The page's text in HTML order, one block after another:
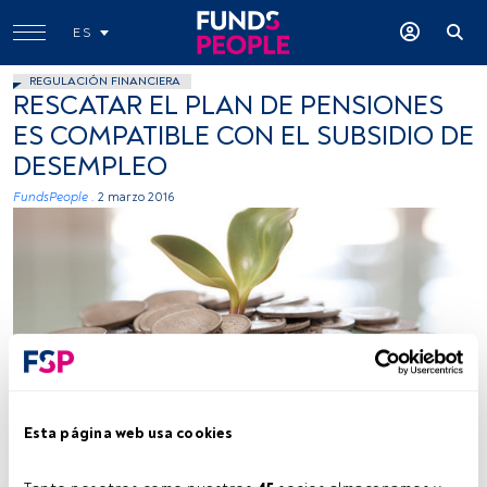
Esta página web usa cookies
ES
REGULACIÓN FINANCIERA
RESCATAR EL PLAN DE PENSIONES
ES COMPATIBLE CON EL SUBSIDIO DE
DESEMPLEO
FundsPeople . 2 marzo 2016
Tiempo lectura: